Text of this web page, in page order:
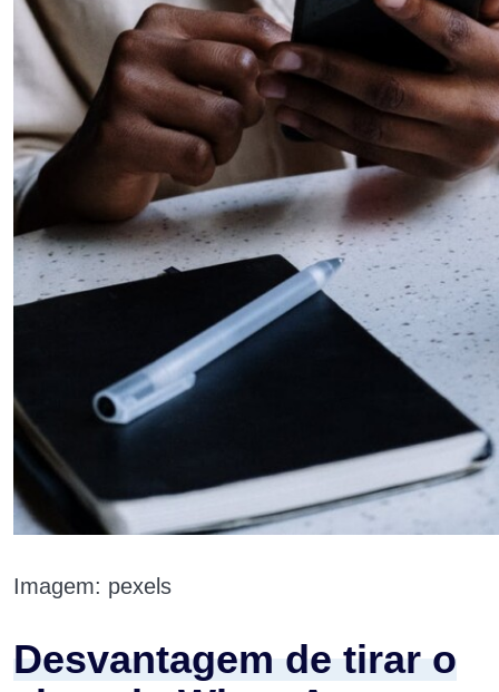
Imagem: pexels
Desvantagem de tirar o